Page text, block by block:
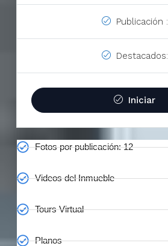
Publicación :
Destacados:
Iniciar
Fotos por publicación: 12
Videos del Inmueble
Tours Virtual
Planos